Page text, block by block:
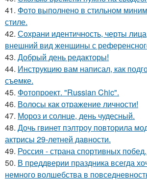
41. Фото выполнено в стильном
стиле.
42. Сохрани идентичность, черты
внешний вид женщины с
43. Добрый день редакторы!
44. Инструкцию вам написал, как
съемке.
45. Фотопроект. "Russian Chic".
46. Волосы как отражение личности!
47. Мороз и солнце, день чудесный.
48. Дочь гвинет пэлтроу повторила
актрисы 29-летней давности.
49. Россия - страна спортивных побед.
50. В преддверии праздника всегда
немного волшебства в